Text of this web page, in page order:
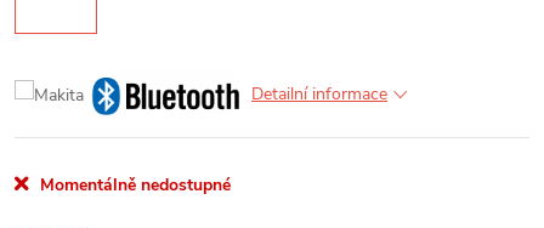
Detailní informace
Momentálně nedostupné